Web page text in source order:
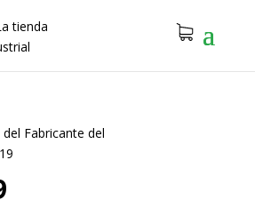
Fabricante del